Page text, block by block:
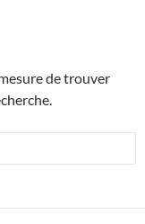
de trouver